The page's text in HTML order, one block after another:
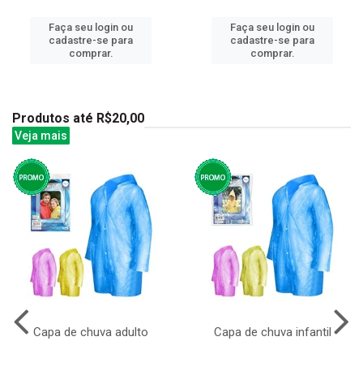
Faça seu login ou
cadastre-se para
comprar.
Faça seu login ou
cadastre-se para
comprar.
Produtos até R$20,00
Veja mais
Capa de chuva adulto Capa de chuva infantil